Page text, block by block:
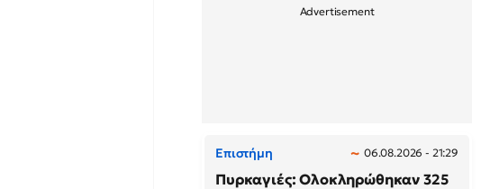
Επιστήμη 06.08.2026 - 21:29
Πυρκαγιές: Ολοκληρώθηκαν 325